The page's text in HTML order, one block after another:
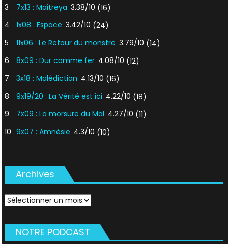
3
7x13 : Maitreya 3.38/10 (16)
4
1x08 : Espace 3.42/10 (24)
5
11x06 : Le Retour du monstre 3.79/10 (14)
6
8x09 : Dur comme fer 4.08/10 (12)
7
3x18 : Malédiction 4.13/10 (16)
8
9x19/20 : La Vérité est ici 4.22/10 (18)
9
7x09 : La morsure du Mal 4.27/10 (11)
10 9x07 : Amnésie 4.3/10 (10)
Archives
Archives
NOTRE PODCAST